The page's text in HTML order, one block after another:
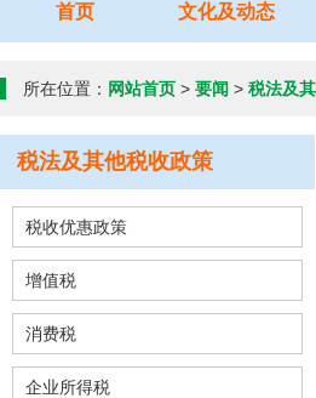
首页 文化及动态
所在位置： 网站首页 > 要闻 > 税法及
税法及其他税收政策
税收优惠政策
增值税
消费税
企业所得税